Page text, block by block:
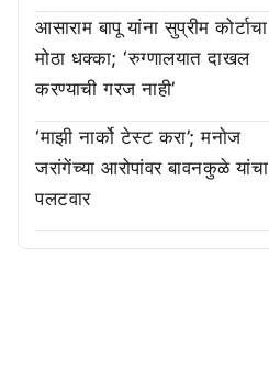
आसाराम बापू यांना सुप्रीम कोर्टाचा
मोठा धक्का; ‘रुग्णालयात दाखल
करण्याची गरज नाही’
‘माझी नार्को टेस्ट करा’; मनोज
जरांगेंच्या आरोपांवर बावनकुळे यांचा
पलटवार